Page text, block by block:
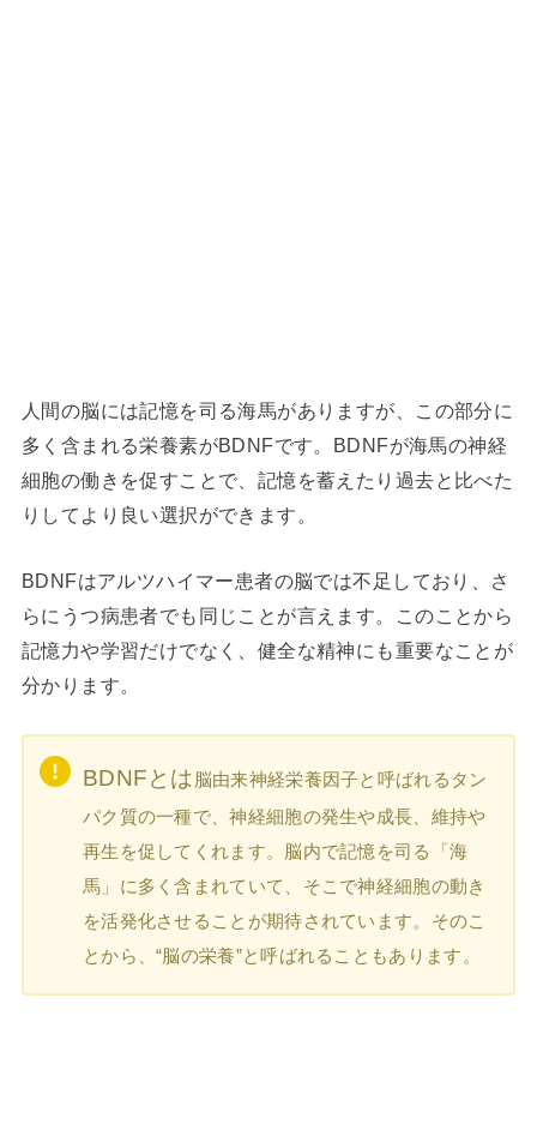
人間の脳には記憶を司る海馬がありますが、この部分に
多く含まれる栄養素がBDNFです。BDNFが海馬の神経
細胞の働きを促すことで、記憶を蓄えたり過去と比べた
りしてより良い選択ができます。
BDNFはアルツハイマー患者の脳では不足しており、さ
らにうつ病患者でも同じことが言えます。このことから
記憶力や学習だけでなく、健全な精神にも重要なことが
分かります。
BDNFとは 脳由来神経栄養因子と呼ばれるタン
パク質の一種で、神経細胞の発生や成長、維持や
再生を促してくれます。脳内で記憶を司る「海
馬」に多く含まれていて、そこで神経細胞の動き
を活発化させることが期待されています。そのこ
とから、“脳の栄養”と呼ばれることもあります。